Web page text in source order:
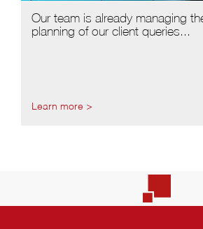
Our team is already managing
planning of our client queries...
Learn more >